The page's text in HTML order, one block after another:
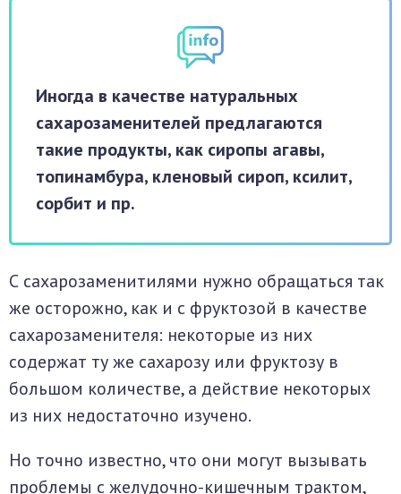
Иногда в качестве натуральных
сахарозаменителей предлагаются
такие продукты, как сиропы агавы,
топинамбура, кленовый сироп, ксилит,
сорбит и пр.
С сахарозаменитилями нужно обращаться так
же осторожно, как и с фруктозой в качестве
сахарозаменителя: некоторые из них
содержат ту же сахарозу или фруктозу в
большом количестве, а действие некоторых
из них недостаточно изучено.
Но точно известно, что они могут вызывать
проблемы с желудочно-кишечным трактом,